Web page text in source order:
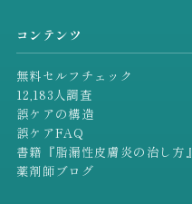
コンテンツ
無料セルフチェック
12,183人調査
誤ケアの構造
誤ケアFAQ
書籍『脂漏性皮膚炎の治し方』
薬剤師ブログ